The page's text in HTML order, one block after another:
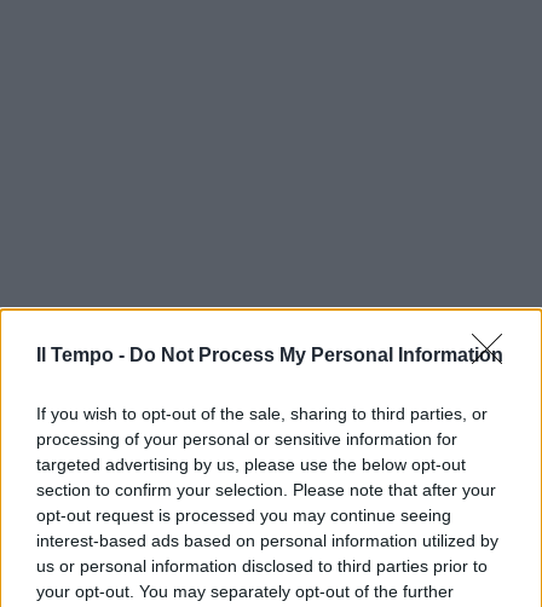
Il Tempo - Do Not Process My Personal Information
If you wish to opt-out of the sale, sharing to third parties, or
processing of your personal or sensitive information for
targeted advertising by us, please use the below opt-out
section to confirm your selection. Please note that after your
opt-out request is processed you may continue seeing
interest-based ads based on personal information utilized by
us or personal information disclosed to third parties prior to
your opt-out. You may separately opt-out of the further